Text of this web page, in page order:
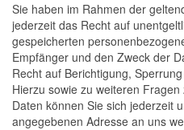
Sie haben im Rahmen der
jederzeit das Recht auf
gespeicherten
Empfänger und den Zweck der
Recht auf Berichtigung,
Hierzu sowie zu weiteren
Daten können Sie sich jederzeit
angegebenen Adresse an uns